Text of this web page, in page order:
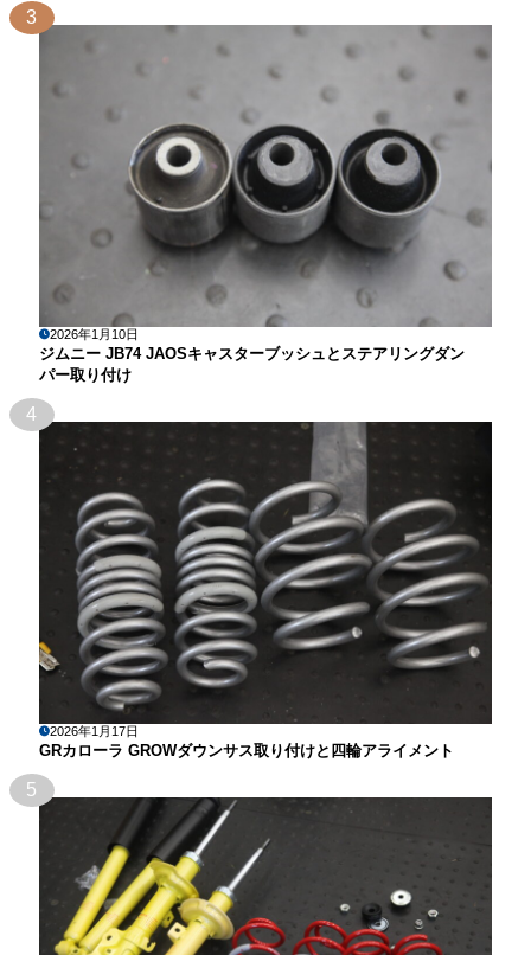
3
2026年1月10日
ジムニー JB74 JAOSキャスターブッシュとステアリングダン
パー取り付け
4
2026年1月17日
GRカローラ GROWダウンサス取り付けと四輪アライメント
5